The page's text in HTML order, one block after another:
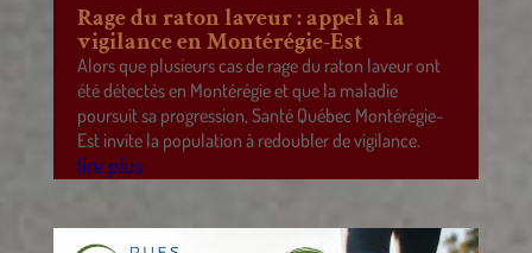
Rage du raton laveur : appel à la
vigilance en Montérégie-Est
Alors que plusieurs cas de rage du raton laveur ont
été détectés en Montérégie et que la maladie
poursuit sa progression, Santé Québec Montérégie-
Est invite la population à redoubler de vigilance.
lire plus